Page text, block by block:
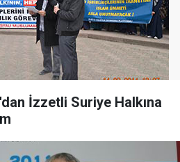
İzzetli Suriye Halkına